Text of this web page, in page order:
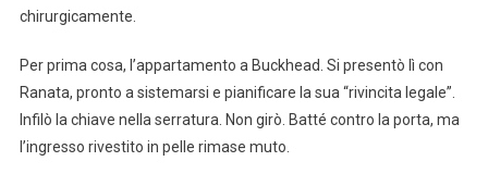
chirurgicamente.
Per prima cosa, l’appartamento a Buckhead. Si presentò lì con
Ranata, pronto a sistemarsi e pianificare la sua “rivincita legale”.
Infilò la chiave nella serratura. Non girò. Batté contro la porta, ma
l’ingresso rivestito in pelle rimase muto.